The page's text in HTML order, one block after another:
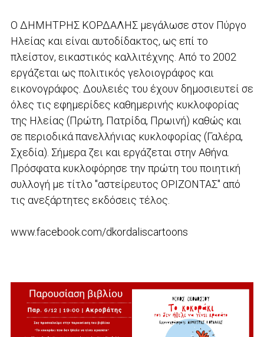
Ο ΔΗΜΗΤΡΗΣ ΚΟΡΔΑΛΗΣ μεγάλωσε στον Πύργο
Ηλείας και είναι αυτοδίδακτος, ως επί το
πλείστον, εικαστικός καλλιτέχνης. Από το 2002
εργάζεται ως πολιτικός γελοιογράφος και
εικονογράφος. Δουλειές του έχουν δημοσιευτεί σε
όλες τις εφημερίδες καθημερινής κυκλοφορίας
της Ηλείας (Πρώτη, Πατρίδα, Πρωινή) καθώς και
σε περιοδικά πανελλήνιας κυκλοφορίας (Γαλέρα,
Σχεδία). Σήμερα ζει και εργάζεται στην Αθήνα.
Πρόσφατα κυκλοφόρησε την πρώτη του ποιητική
συλλογή με τίτλο "αστείρευτος ΟΡΙΖΟΝΤΑΣ" από
τις ανεξάρτητες εκδόσεις τέλος.
www.facebook.com/dkordaliscartoons